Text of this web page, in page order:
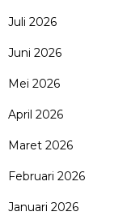
Juli 2026
Juni 2026
Mei 2026
April 2026
Maret 2026
Februari 2026
Januari 2026